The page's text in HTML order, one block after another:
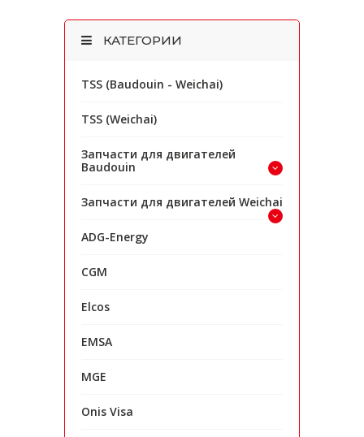
КАТЕГОРИИ
TSS (Baudouin - Weichai)
TSS (Weichai)
Запчасти для двигателей
Baudouin
Запчасти для двигателей Weichai
ADG-Energy
CGM
Elcos
EMSA
MGE
Onis Visa